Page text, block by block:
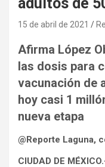
15 de abril de 2021
Afirma López
las dosis para
vacunación de
hoy casi 1
nueva etapa
@Reporte Laguna,
CIUDAD DE